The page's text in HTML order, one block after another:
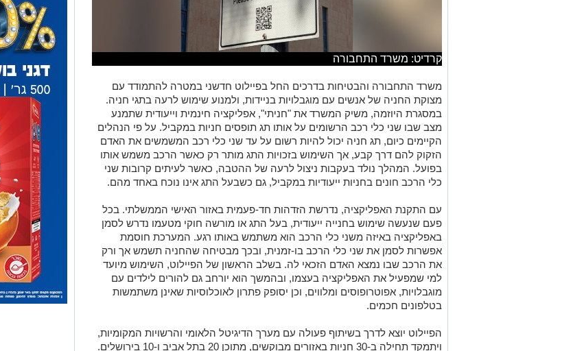
קרדיט: משרד התחבורה
משרד התחבורה והבטיחות בדרכים החל בפיילוט חדשני במטרה להתמודד עם
מצוקת החניה של אנשים עם מוגבלויות בניידות, ולמנוע שימוש לרעה בתגי חניה.
במסגרת היוזמה, משיק המשרד את "חניתי", אפליקציה חינמית וייעודית שתמנע
מצב שבו שני כלי רכב הרשומים על אותו תג תופסים חניות במקביל. על פי הנהלים
הקיימים כיום, תג חניה יכול להיות רשום על עד שני כלי רכב המשמשים את האדם
הזקוק להם דרך קבע, אך השימוש בזכויות התג מותר רק כאשר הרכב משמש אותו
בפועל. המהלך נולד בעקבות ניצול לרעה של ההטבה, כאשר לעיתים קרובות שני
כלי הרכב חונים בחניות ייעודיות במקביל, גם כשבעל התג אינו נוכח באחד מהם.
עם התקנת האפליקציה, נדרשת הזדהות חד-פעמית באזור האישי הממשלתי. בכל
פעם שנעשה שימוש בחנייה ייעודית, בעל התג או מורשה חוקי מטעמו נדרש לסמן
באפליקציה באיזה משני כלי הרכב הוא משתמש באותו רגע. המערכת חוסמת
אפשרות לסמן את שני כלי הרכב בו-זמנית, ובכך מבטיחה שהחניה תשמש אך ורק
את הרכב שבו נמצא האדם הזכאי לה. בשלב הראשון של הפיילוט, השימוש מיועד
למי שמפעיל את האפליקציה בעצמו, ובהמשך הוא יורחב גם להורים לילדים עם
מוגבלויות, אפוטרופוסים ומלווים, וכן יסופק פתרון לאוכלוסיות שאינן משתמשות
בטלפונים חכמים.
הפיילוט יוצא לדרך בשיתוף פעולה עם מערך הדיגיטל הלאומי והרשויות המקומיות,
ויתמקד תחילה ב-30 חניות באזורים מבוקשים, מתוכן 20 בתל אביב ו-10 בירושלים.